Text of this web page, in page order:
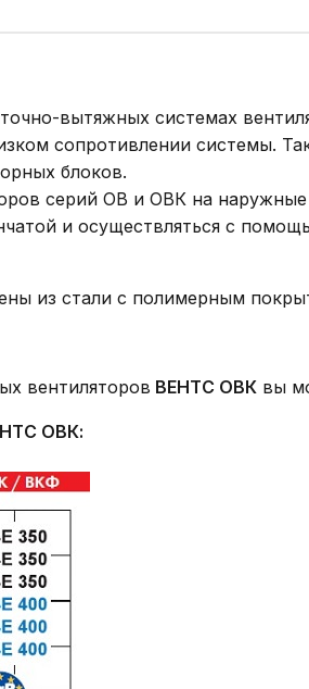
вытяжных системах
сопротивлении системы.
блоков.
серий ОВ и ОВК на
и осуществляться с
из стали с полимерным
вентиляторов ВЕНТС ОВК вы
ОВК: